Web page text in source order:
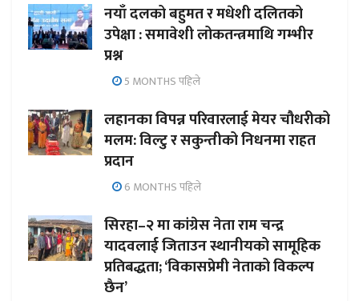
नयाँ दलको बहुमत र मधेशी दलितको
उपेक्षा : समावेशी लोकतन्त्रमाथि गम्भीर
प्रश्न
5 MONTHS पहिले
लहानका विपन्न परिवारलाई मेयर चौधरीको
मलम: विल्टु र सकुन्तीको निधनमा राहत
प्रदान
6 MONTHS पहिले
सिरहा–२ मा कांग्रेस नेता राम चन्द्र
यादवलाई जिताउन स्थानीयको सामूहिक
प्रतिबद्धता; ‘विकासप्रेमी नेताको विकल्प
छैन’